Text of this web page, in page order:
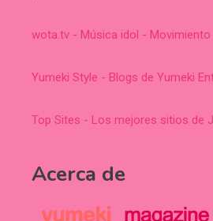
wota.tv - Música idol - Movimiento
Yumeki Style - Blogs de Yumeki
Top Sites - Los mejores sitios de
Acerca de